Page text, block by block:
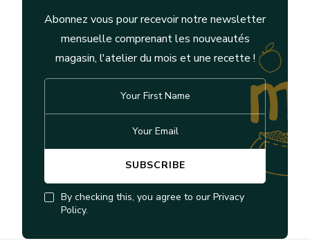
Abonnez vous pour recevoir notre newsletter
mensuelle comprenant les nouveautés
magasin, l'atelier du mois et une recette !
By checking this, you agree to our Privacy
Policy.